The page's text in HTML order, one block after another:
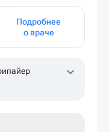
Подробнее
о враче